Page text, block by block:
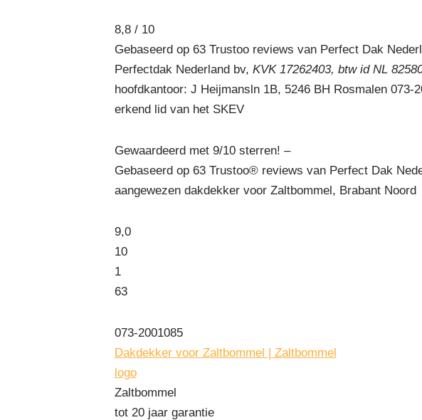
8,8 / 10
Gebaseerd op 63 Trustoo reviews van Perfect Dak
Perfectdak Nederland bv, KVK 17262403, btw id NL
hoofdkantoor: J Heijmansln 1B, 5246 BH Rosmalen 073-
erkend lid van het SKEV
Gewaardeerd met 9/10 sterren! –
Gebaseerd op 63Trustoo® reviews van Perfect Dak
aangewezen dakdekker voor Zaltbommel, Brabant Noord
9,0
10
1
63
073-2001085
Dakdekker voor Zaltbommel | Zaltbommel
logo
Zaltbommel
tot 20 jaar garantie